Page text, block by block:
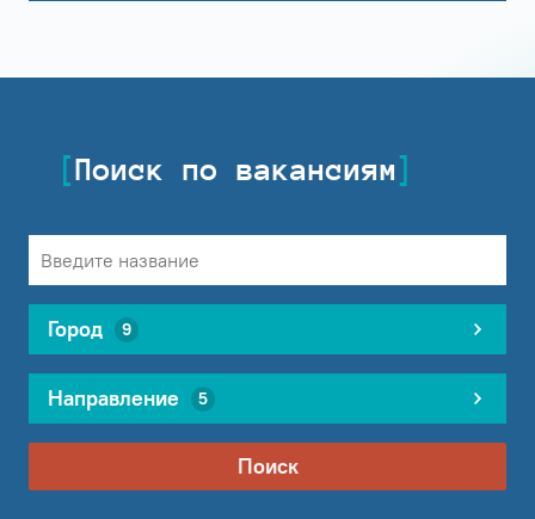
Поиск по вакансиям
Город 9
Направление 5
Поиск